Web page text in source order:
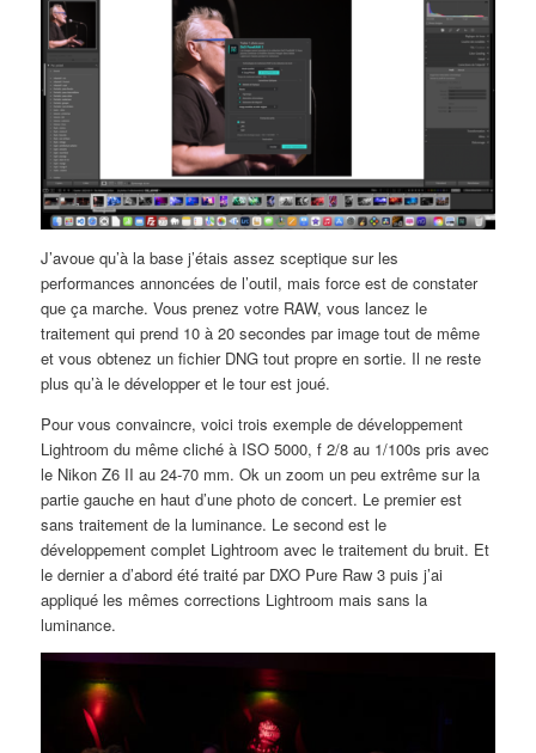
J’avoue qu’à la base j’étais assez sceptique sur les
performances annoncées de l’outil, mais force est de constater
que ça marche. Vous prenez votre RAW, vous lancez le
traitement qui prend 10 à 20 secondes par image tout de même
et vous obtenez un fichier DNG tout propre en sortie. Il ne reste
plus qu’à le développer et le tour est joué.
Pour vous convaincre, voici trois exemple de développement
Lightroom du même cliché à ISO 5000, f 2/8 au 1/100s pris avec
le Nikon Z6 II au 24-70 mm. Ok un zoom un peu extrême sur la
partie gauche en haut d’une photo de concert. Le premier est
sans traitement de la luminance. Le second est le
développement complet Lightroom avec le traitement du bruit. Et
le dernier a d’abord été traité par DXO Pure Raw 3 puis j’ai
appliqué les mêmes corrections Lightroom mais sans la
luminance.